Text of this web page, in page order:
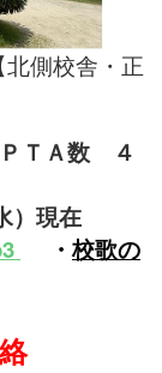
正
ＰＴＡ数 ４
）現在
・校歌の
絡